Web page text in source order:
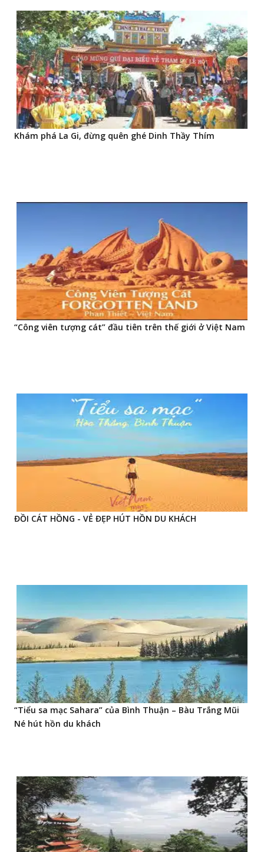
Khám phá La Gi, đừng quên ghé Dinh Thầy Thím
“Công viên tượng cát” đầu tiên trên thế giới ở Việt Nam
ĐỒI CÁT HỒNG - VẺ ĐẸP HÚT HỒN DU KHÁCH
“Tiểu sa mạc Sahara” của Bình Thuận – Bàu Trắng Mũi
Né hút hồn du khách